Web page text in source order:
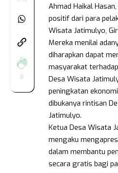
0
Ahmad Haikal
positif dari para
Wisata Jatimulyo,
Mereka menilai
diharapkan dapat
masyarakat
Desa Wisata
peningkatan
dibukanya rintisan
Jatimulyo.
Ketua Desa Wisata
mengaku
dalam membantu
secara gratis bagi